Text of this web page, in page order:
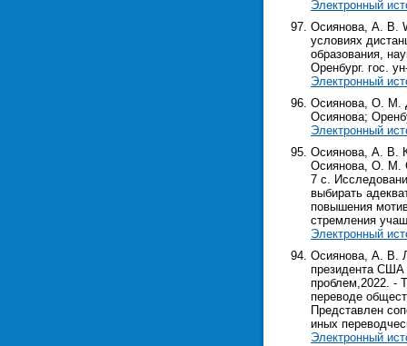
Электронный
Осиянова, А. В.
условиях
образования,
Оренбург. гос.
Электронный
Осиянова, О. М.
Осиянова;
Электронный
Осиянова, А. В.
Осиянова, О. М.
7 с.
выбирать
повышения
стремления
Электронный
Осиянова, А. В.
президента
проблем,2022. -
переводе
Представлен
иных
Электронный